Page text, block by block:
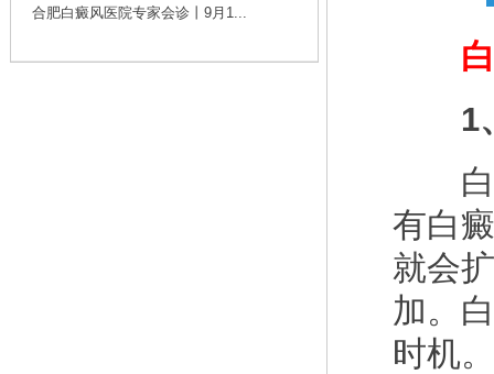
业于华中科技大学
合肥白癜风医院专家会诊丨9月1...
白
1、
白癜
有白
就会
加。
时机。